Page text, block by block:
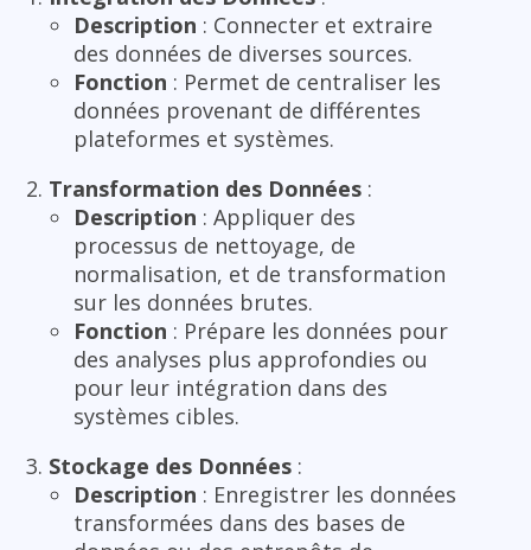
Description : Connecter et extraire
des données de diverses sources.
Fonction : Permet de centraliser les
données provenant de différentes
plateformes et systèmes.
Transformation des Données :
Description : Appliquer des
processus de nettoyage, de
normalisation, et de transformation
sur les données brutes.
Fonction : Prépare les données pour
des analyses plus approfondies ou
pour leur intégration dans des
systèmes cibles.
Stockage des Données :
Description : Enregistrer les données
transformées dans des bases de